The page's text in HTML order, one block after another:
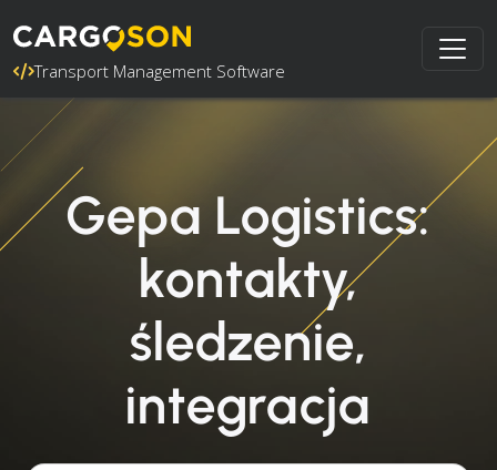
Transport Management Software
Gepa Logistics:
kontakty,
śledzenie,
integracja